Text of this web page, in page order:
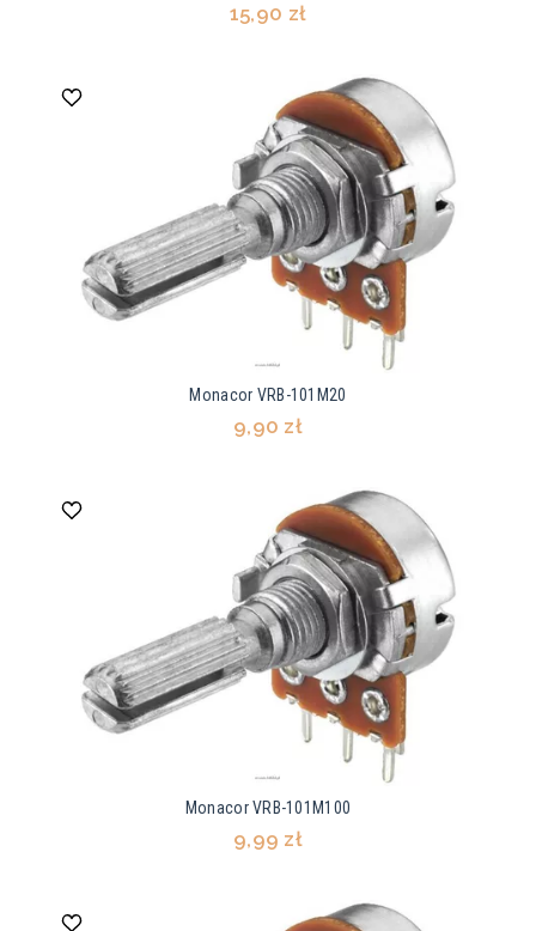
15,90 zł
Monacor VRB-101M20
9,90 zł
Monacor VRB-101M100
9,99 zł